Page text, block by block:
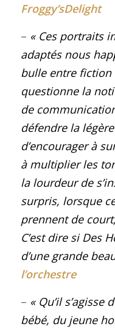
Froggy’sDelight
– « Ces portraits
adaptés nous
bulle entre
questionne la
de
défendre la
d’encourager à
à multiplier les
la lourdeur de
surpris, lorsque
prennent de
C’est dire si Des
d’une grande
l’orchestre
– « Qu’il
bébé, du jeune